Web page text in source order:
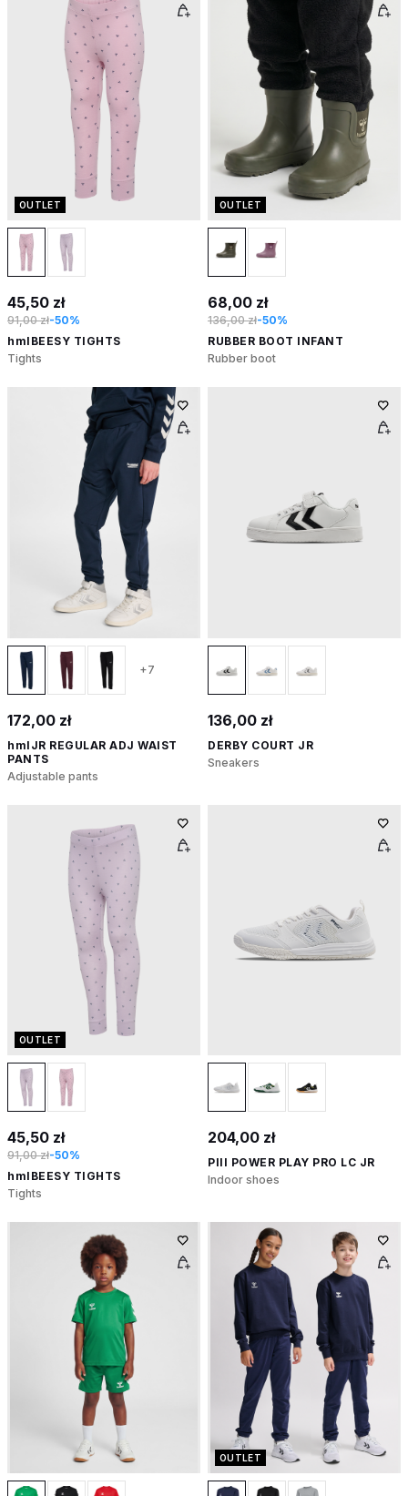
OUTLET
45,50 zł
91,00 zł-50%
hmlBEESY TIGHTS
Tights
OUTLET
68,00 zł
136,00 zł-50%
RUBBER BOOT INFANT
Rubber boot
+7
172,00 zł
hmlJR REGULAR ADJ WAIST
PANTS
Adjustable pants
136,00 zł
DERBY COURT JR
Sneakers
OUTLET
45,50 zł
91,00 zł-50%
hmlBEESY TIGHTS
Tights
204,00 zł
PIII POWER PLAY PRO LC JR
Indoor shoes
OUTLET